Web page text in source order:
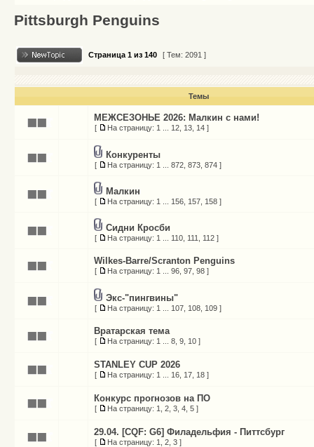
Pittsburgh Penguins
Страница 1 из 140 [ Тем: 2091 ]
Темы
МЕЖСЕЗОНЬЕ 2026: Малкин с нами!
[ На страницу: 1 12 13 14 ]
Конкуренты
[ На страницу: 1 872 873 874 ]
Малкин
[ На страницу: 1 156 157 158 ]
Сидни Кросби
[ На страницу: 1 110 111 112 ]
Wilkes-Barre/Scranton Penguins
[ На страницу: 1 96 97 98 ]
Экс-"пингвины"
[ На страницу: 1 107 108 109 ]
Вратарская тема
[ На страницу: 1 8 9 10 ]
STANLEY CUP 2026
[ На страницу: 1 16 17 18 ]
Конкурс прогнозов на ПО
[ На страницу: 1 2 3 4 5 ]
29.04. [CQF: G6] Филадельфия - Питтсбург
[ На страницу: 1 2 3 ]